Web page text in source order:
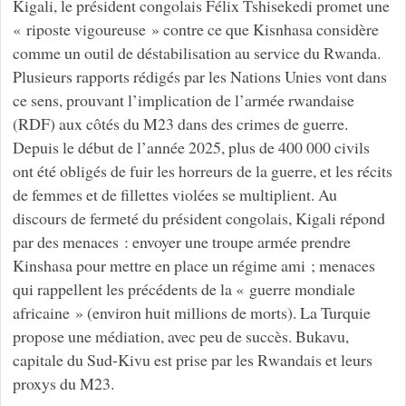
Kigali, le président congolais Félix Tshisekedi promet une
« riposte vigoureuse » contre ce que Kisnhasa considère
comme un outil de déstabilisation au service du Rwanda.
Plusieurs rapports rédigés par les Nations Unies vont dans
ce sens, prouvant l’implication de l’armée rwandaise
(RDF) aux côtés du M23 dans des crimes de guerre.
Depuis le début de l’année 2025, plus de 400 000 civils
ont été obligés de fuir les horreurs de la guerre, et les récits
de femmes et de fillettes violées se multiplient. Au
discours de fermeté du président congolais, Kigali répond
par des menaces : envoyer une troupe armée prendre
Kinshasa pour mettre en place un régime ami ; menaces
qui rappellent les précédents de la « guerre mondiale
africaine » (environ huit millions de morts). La Turquie
propose une médiation, avec peu de succès. Bukavu,
capitale du Sud-Kivu est prise par les Rwandais et leurs
proxys du M23.